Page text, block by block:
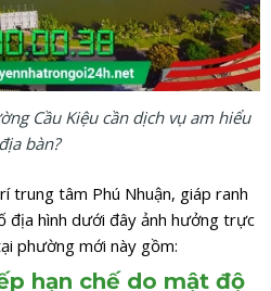
Cầu Kiệu cần dịch vụ am hiểu
địa bàn?
trung tâm Phú Nhuận, giáp ranh
địa hình dưới đây ảnh hưởng trực
phường mới này gồm:
hạn chế do mật độ